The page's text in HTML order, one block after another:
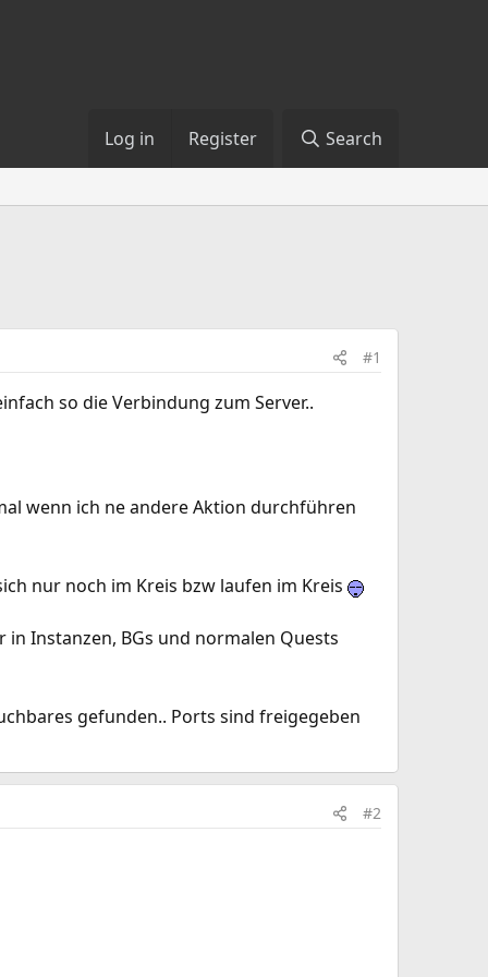
Log in Register Search
#1
so die Verbindung zum Server..
wenn ich ne andere Aktion durchführen
nur noch im Kreis bzw laufen im Kreis
Instanzen, BGs und normalen Quests
gefunden.. Ports sind freigegeben
#2